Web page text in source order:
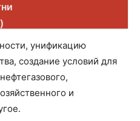
унификацию
создание условий для
и